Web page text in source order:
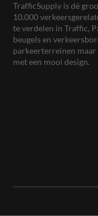
TrafficSupply is dé
10.000
te verdelen in Traffic,
beugels en
parkeerterreinen
met een mooi design.